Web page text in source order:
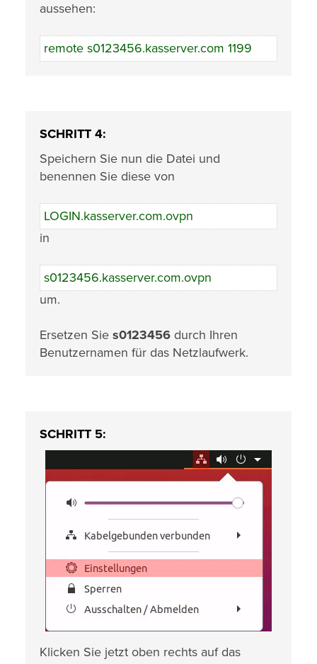
aussehen:
remote s0123456.kasserver.com 1199
SCHRITT 4:
Speichern Sie nun die Datei und
benennen Sie diese von
LOGIN.kasserver.com.ovpn
in
s0123456.kasserver.com.ovpn
um.
Ersetzen Sie s0123456 durch Ihren
Benutzernamen für das Netzlaufwerk.
SCHRITT 5:
Klicken Sie jetzt oben rechts auf das